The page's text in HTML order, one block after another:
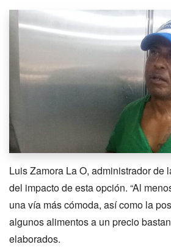
Luis Zamora La O, administrador de
del impacto de esta opción. “Al
una vía más cómoda, así como la
algunos alimentos a un precio
elaborados.